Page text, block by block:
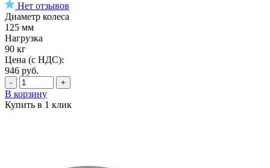
Нет отзывов
Диаметр колеса
125 мм
Нагрузка
90 кг
Цена (с НДС):
946 руб.
- +
В корзину
Купить в 1 клик